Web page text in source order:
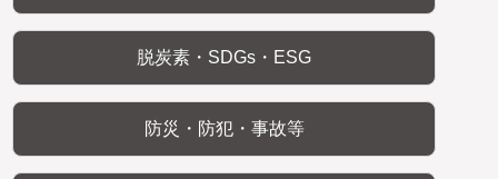
脱炭素・SDGs・ESG
防災・防犯・事故等